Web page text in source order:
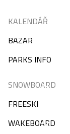
KALENDÁŘ
BAZAR
PARKS INFO
SNOWBOARD
FREESKI
WAKEBOARD